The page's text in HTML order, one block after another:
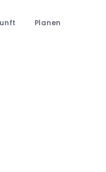
Planen